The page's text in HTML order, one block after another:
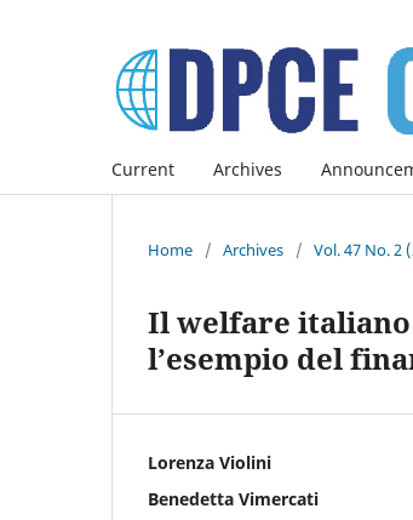
Current Archives
Home / Archives / Vol. 47 No. 2
Il welfare italiano
l’esempio del
Lorenza Violini
Benedetta Vimercati